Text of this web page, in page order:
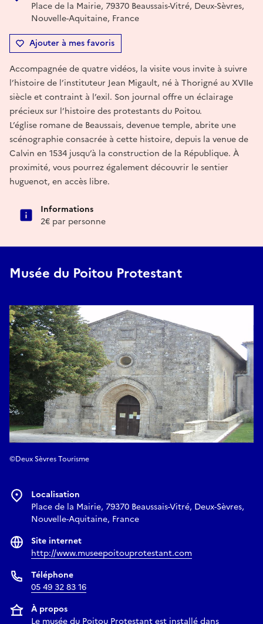
Place de la Mairie, 79370 Beaussais-Vitré, Deux-Sèvres,
Nouvelle-Aquitaine, France
Ajouter à mes favoris
Accompagnée de quatre vidéos, la visite vous invite à suivre
l’histoire de l’instituteur Jean Migault, né à Thorigné au XVIIe
siècle et contraint à l’exil. Son journal offre un éclairage
précieux sur l’histoire des protestants du Poitou.
L’église romane de Beaussais, devenue temple, abrite une
scénographie consacrée à cette histoire, depuis la venue de
Calvin en 1534 jusqu’à la construction de la République. À
proximité, vous pourrez également découvrir le sentier
huguenot, en accès libre.
Informations
2€ par personne
Musée du Poitou Protestant
©Deux Sèvres Tourisme
Localisation
Place de la Mairie, 79370 Beaussais-Vitré, Deux-Sèvres,
Nouvelle-Aquitaine, France
Site internet
http://www.museepoitouprotestant.com
Téléphone
05 49 32 83 16
À propos
Le musée du Poitou Protestant est installé dans